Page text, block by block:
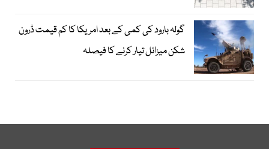
گولہ بارود کی کمی کے بعد امریکا کا کم قیمت ڈرون
شکن میزائل تیار کرنے کا فیصلہ